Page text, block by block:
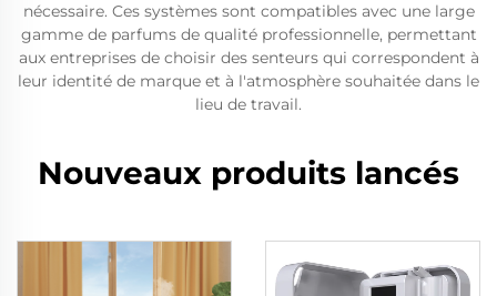
nécessaire. Ces systèmes sont compatibles avec une large
gamme de parfums de qualité professionnelle, permettant
aux entreprises de choisir des senteurs qui correspondent à
leur identité de marque et à l'atmosphère souhaitée dans le
lieu de travail.
Nouveaux produits lancés